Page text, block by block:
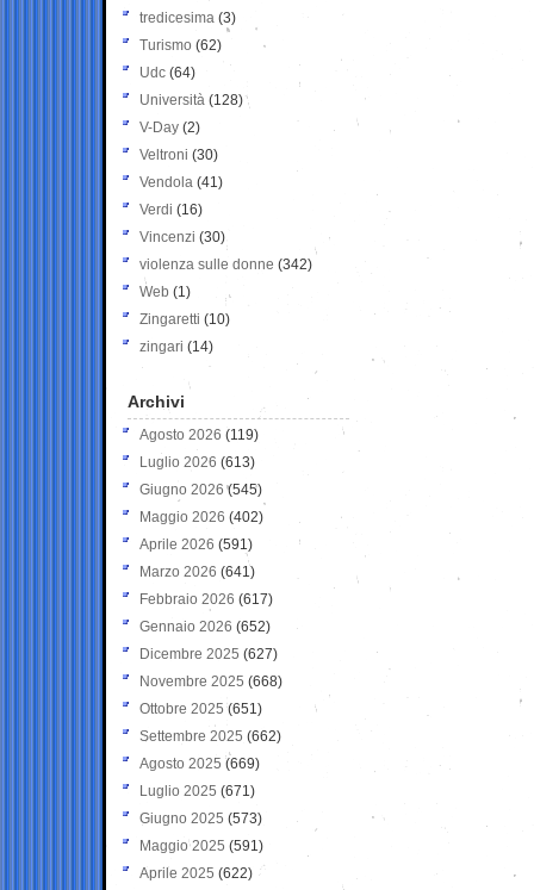
tredicesima (3)
Turismo (62)
Udc (64)
Università (128)
V-Day (2)
Veltroni (30)
Vendola (41)
Verdi (16)
Vincenzi (30)
violenza sulle donne (342)
Web (1)
Zingaretti (10)
zingari (14)
Archivi
Agosto 2026 (119)
Luglio 2026 (613)
Giugno 2026 (545)
Maggio 2026 (402)
Aprile 2026 (591)
Marzo 2026 (641)
Febbraio 2026 (617)
Gennaio 2026 (652)
Dicembre 2025 (627)
Novembre 2025 (668)
Ottobre 2025 (651)
Settembre 2025 (662)
Agosto 2025 (669)
Luglio 2025 (671)
Giugno 2025 (573)
Maggio 2025 (591)
Aprile 2025 (622)